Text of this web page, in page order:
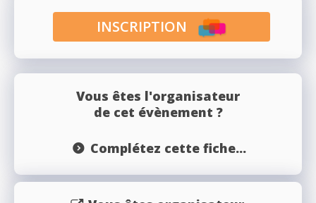
INSCRIPTION
Vous êtes l'organisateur
de cet évènement ?
Complétez cette fiche...